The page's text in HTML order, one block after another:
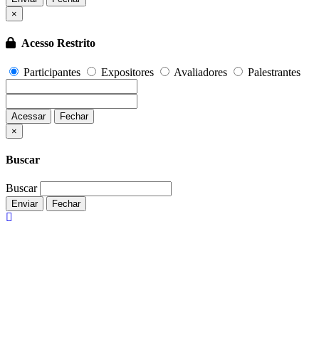
×
Acesso Restrito
Participantes Expositores Avaliadores Palestrantes
Acessar
Fechar
×
Buscar
Buscar
Enviar Fechar